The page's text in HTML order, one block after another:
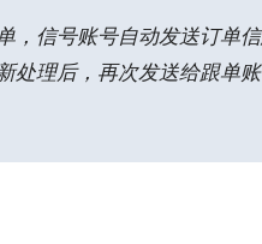
，信号账号自动发送订单
处理后，再次发送给跟单